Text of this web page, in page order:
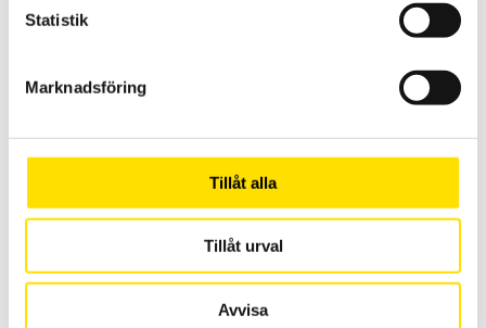
Statistik
Marknadsföring
Tillåt alla
Tillåt urval
Avvisa
Mecmesin Lever Operated Cam grip